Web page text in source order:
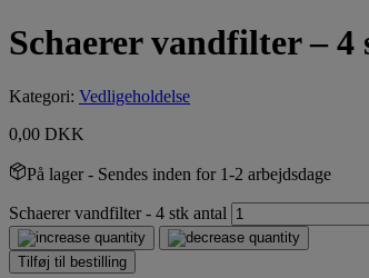
Schaerer vandfilter – 4
Kategori: Vedligeholdelse
0,00 DKK
På lager- Sendes inden for 1-2 arbejdsdage
Schaerer vandfilter - 4 stk antal
Tilføj til bestilling